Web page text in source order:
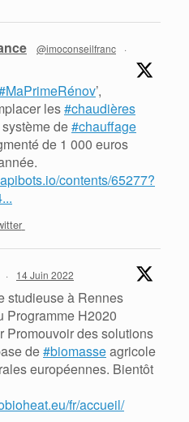
@imoconseilfranc
·
’,
les#chaudières
de#chauffage
de 1 000 euros
contents/65277?
· 14 Juin 2022
studieuse à Rennes
Programme H2020
Promouvoir des solutions
de#biomasseagricole
européennes. Bientôt
fr/accueil/